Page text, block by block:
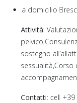
a domicilio
Attività:
sostegno
Contatti: cell